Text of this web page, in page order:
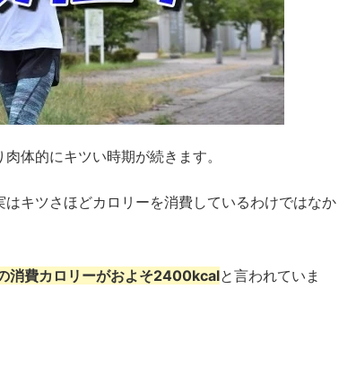
体的にキツい時期が続きます。
キツさほどカロリーを消費しているわけではなか
消費カロリーがおよそ2400kcalと言われていま